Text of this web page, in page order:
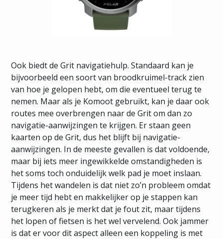
Ook biedt de Grit navigatiehulp. Standaard kan je
bijvoorbeeld een soort van broodkruimel-track zien
van hoe je gelopen hebt, om die eventueel terug te
nemen. Maar als je Komoot gebruikt, kan je daar ook
routes mee overbrengen naar de Grit om dan zo
navigatie-aanwijzingen te krijgen. Er staan geen
kaarten op de Grit, dus het blijft bij navigatie-
aanwijzingen. In de meeste gevallen is dat voldoende,
maar bij iets meer ingewikkelde omstandigheden is
het soms toch onduidelijk welk pad je moet inslaan.
Tijdens het wandelen is dat niet zo’n probleem omdat
je meer tijd hebt en makkelijker op je stappen kan
terugkeren als je merkt dat je fout zit, maar tijdens
het lopen of fietsen is het wel vervelend. Ook jammer
is dat er voor dit aspect alleen een koppeling is met